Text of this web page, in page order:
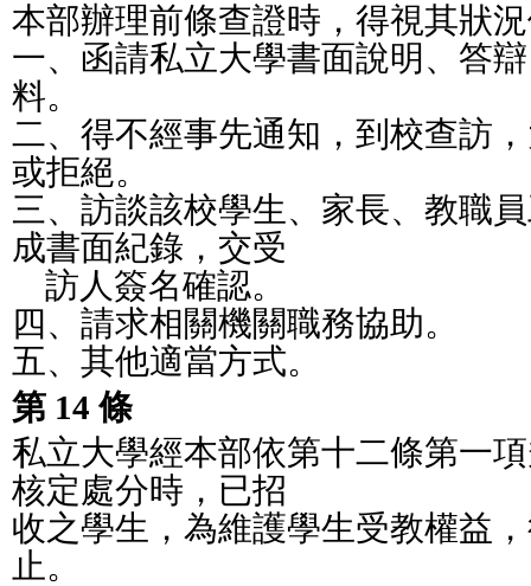
本部辦理前條查證時，得視其狀
一、函請私立大學書面說明、答
料。
二、得不經事先通知，到校查訪
或拒絕。
三、訪談該校學生、家長、教職
成書面紀錄，交受
訪人簽名確認。
四、請求相關機關職務協助。
五、其他適當方式。
第 14 條
私立大學經本部依第十二條第一
核定處分時，已招
收之學生，為維護學生受教權益
止。